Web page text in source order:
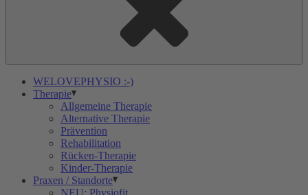
WELOVEPHYSIO :-)
Therapie
Allgemeine Therapie
Alternative Therapie
Prävention
Rehabilitation
Rücken-Therapie
Kinder-Therapie
Praxen / Standorte
NEU: Physiofit